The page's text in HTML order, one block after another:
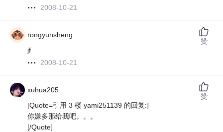
2008-10-21
rongyunsheng
jf
2008-10-21
赞
xuhua205
[Quote=引用 3 楼 yami251139 的回复:]
你嫌多那给我吧。。。
[/Quote]
赞